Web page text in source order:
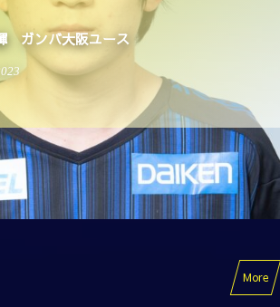
OB情報 September 2022
More